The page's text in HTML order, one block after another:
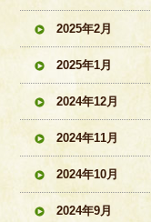
2025年2月
2025年1月
2024年12月
2024年11月
2024年10月
2024年9月